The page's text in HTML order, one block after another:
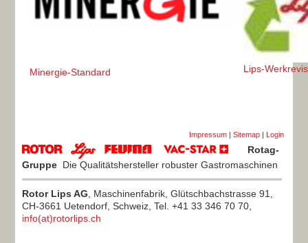
Minergie-Standard Lips-
Impressum| Sitemap| Login
Rotag-
Gruppe Die Qualitätshersteller robuster Gastromaschinen
Rotor Lips AG , Maschinenfabrik, Glütschbachstrasse 91,
CH-3661 Uetendorf, Schweiz, Tel. +41 33 346 70 70,
info(at)rotorlips.ch